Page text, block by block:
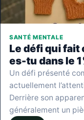
SANTÉ MENTALE
Le défi qui fait
es-tu dans le
Un défi présenté
actuellement
Derrière son
généralement un